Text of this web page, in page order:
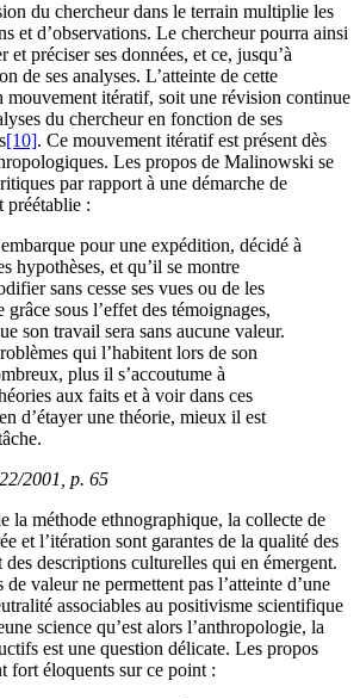
du chercheur dans le terrain multiplie les
et d’observations. Le chercheur pourra ainsi
préciser ses données, et ce, jusqu’à
de ses analyses. L’atteinte de cette
mouvement itératif, soit une révision continue
du chercheur en fonction de ses
[10]. Ce mouvement itératif est présent dès
Les propos de Malinowski se
par rapport à une démarche de
préétablie :
pour une expédition, décidé à
hypothèses, et qu’il se montre
sans cesse ses vues ou de les
grâce sous l’effet des témoignages,
son travail sera sans aucune valeur.
qui l’habitent lors de son
plus il s’accoutume à
aux faits et à voir dans ces
d’étayer une théorie, mieux il est
2001, p. 65
la méthode ethnographique, la collecte de
et l’itération sont garantes de la qualité des
des descriptions culturelles qui en émergent.
de valeur ne permettent pas l’atteinte d’une
associables au positivisme scientifique
science qu’est alors l’anthropologie, la
est une question délicate. Les propos
fort éloquents sur ce point :